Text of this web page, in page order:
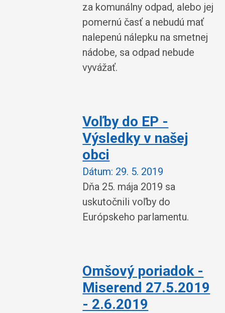
za komunálny odpad, alebo jej
pomernú časť a nebudú mať
nalepenú nálepku na smetnej
nádobe, sa odpad nebude
vyvážať.
Voľby do EP -
Výsledky v našej
obci
Dátum: 29. 5. 2019
Dňa 25. mája 2019 sa
uskutočnili voľby do
Európskeho parlamentu.
Omšový poriadok -
Miserend 27.5.2019
- 2.6.2019